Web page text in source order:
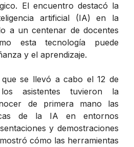
El encuentro destacó la
artificial (IA) en la
a un centenar de docentes
esta tecnología puede
y el aprendizaje.
se llevó a cabo el 12 de
asistentes tuvieron la
de primera mano las
de la IA en entornos
y demostraciones
cómo las herramientas